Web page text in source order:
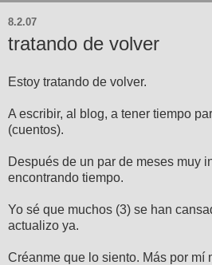
8.2.07
tratando de volver
Estoy tratando de volver.
A escribir, al blog, a tener tiempo
(cuentos).
Después de un par de meses muy
encontrando tiempo.
Yo sé que muchos (3) se han
actualizo ya.
Créanme que lo siento. Más por mí